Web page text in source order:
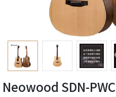
Neowood SDN-PWC